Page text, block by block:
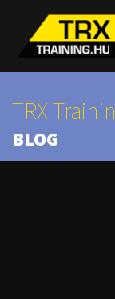
TRX
BLOG